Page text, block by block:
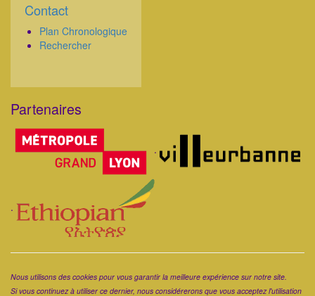
Corps
Contact
Plan Chronologique
Rechercher
Partenaires
Corps
.
.
Nous utilisons des cookies pour vous garantir la meilleure expérience sur notre site.
Si vous continuez à utiliser ce dernier, nous considérerons que vous acceptez l'utilisation